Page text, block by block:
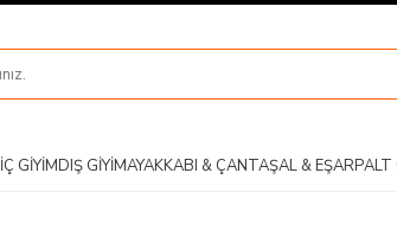
İÇ GIYIMDIŞ GIYIMAYAKKABI & ÇANTAŞAL & EŞARPALT